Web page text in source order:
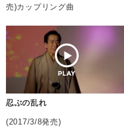
売)カップリング曲
忍ぶの乱れ
(2017/3/8発売)